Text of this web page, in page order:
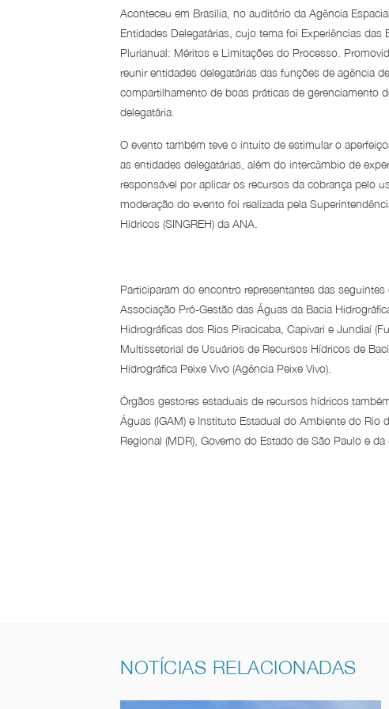
Aconteceu em Brasília, no auditório da Agência
Entidades Delegatárias, cujo tema foi Experiências
Plurianual: Méritos e Limitações do Processo.
reunir entidades delegatárias das funções de agência
compartilhamento de boas práticas de gerenciamento
delegatária.
O evento também teve o intuito de estimular o
as entidades delegatárias, além do intercâmbio de
responsável por aplicar os recursos da cobrança pelo
moderação do evento foi realizada pela
Hídricos (SINGREH) da ANA.
Participaram do encontro representantes das
Associação Pró-Gestão das Águas da Bacia
Hidrográficas dos Rios Piracicaba, Capivari e Jundiaí
Multissetorial de Usuários de Recursos Hídricos de
Hidrográfica Peixe Vivo (Agência Peixe Vivo).
Órgãos gestores estaduais de recursos hídricos
Águas (IGAM) e Instituto Estadual do Ambiente do Rio
Regional (MDR), Governo do Estado de São Paulo e
NOTÍCIAS RELACIONADAS